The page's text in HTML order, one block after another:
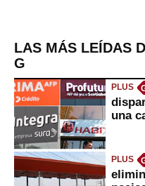
LAS MÁS LEÍDAS
G
PLUS
una
PLUS